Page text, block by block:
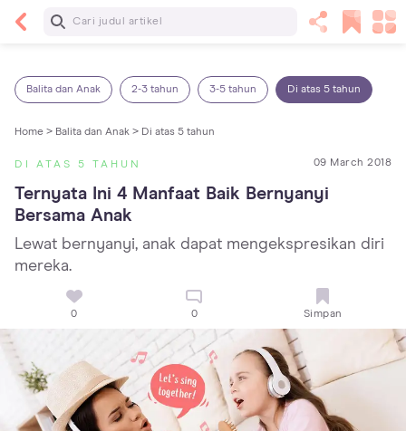
Baca Selanjutnya
Balita dan Anak 2-3 tahun 3-5 tahun Di atas 5 tahun
Home > Balita dan Anak > Di atas 5 tahun
DI ATAS 5 TAHUN 09 March 2018
Ternyata Ini 4 Manfaat Baik Bernyanyi
Bersama Anak
Lewat bernyanyi, anak dapat mengekspresikan diri
mereka.
0 0 Simpan